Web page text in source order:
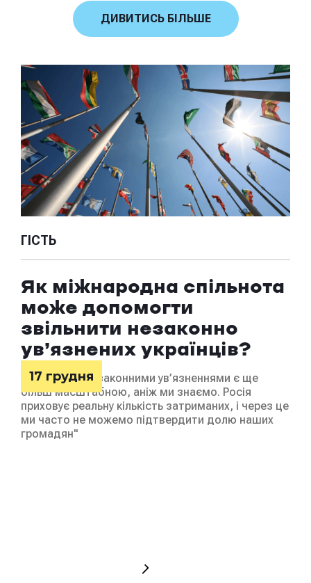
ДИВИТИСЬ БІЛЬШЕ
ГІСТЬ
Як міжнародна спільнота
може допомогти
звільнити незаконно
ув’язнених українців?
17 грудня
"Ситуація з незаконними ув’язненнями є ще
більш масштабною, аніж ми знаємо. Росія
приховує реальну кількість затриманих, і через це
ми часто не можемо підтвердити долю наших
громадян"